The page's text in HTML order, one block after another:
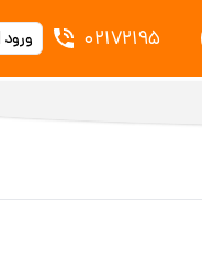
02172195